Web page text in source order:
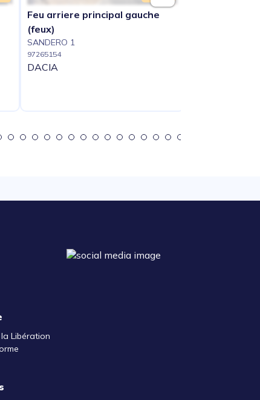
Feu arriere principal gauche
(feux)
SANDERO 1
97265154
DACIA
Libération